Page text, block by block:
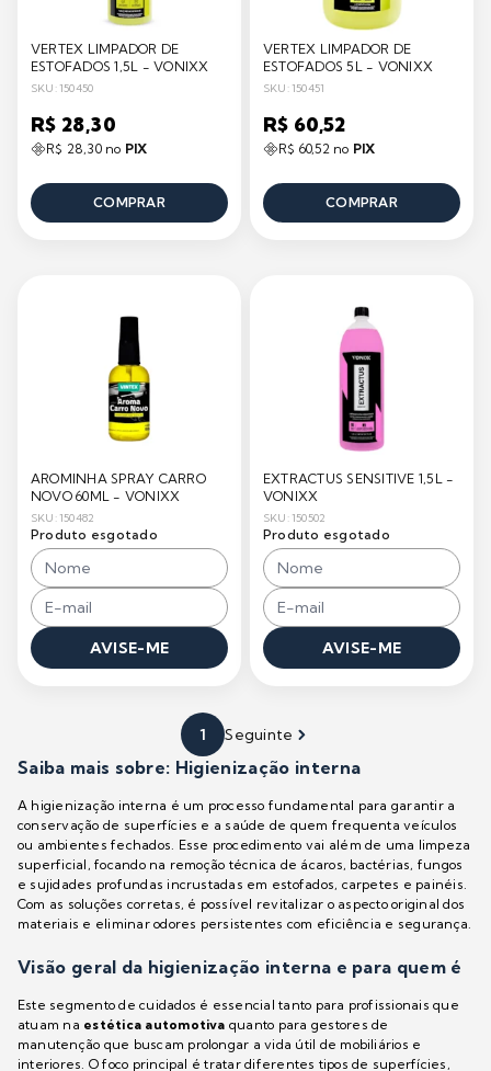
VERTEX LIMPADOR DE
ESTOFADOS 1,5L - VONIXX
SKU: 150450
R$ 28,30
R$ 28,30 no PIX
COMPRAR
VERTEX LIMPADOR DE
ESTOFADOS 5L - VONIXX
SKU: 150451
R$ 60,52
R$ 60,52 no PIX
COMPRAR
AROMINHA SPRAY CARRO
NOVO 60ML - VONIXX
SKU: 150482
Produto esgotado
AVISE-ME
EXTRACTUS SENSITIVE 1,5L -
VONIXX
SKU: 150502
Produto esgotado
AVISE-ME
Saiba mais sobre: Higienização interna
A higienização interna é um processo fundamental para garantir a
conservação de superfícies e a saúde de quem frequenta veículos
ou ambientes fechados. Esse procedimento vai além de uma limpeza
superficial, focando na remoção técnica de ácaros, bactérias, fungos
e sujidades profundas incrustadas em estofados, carpetes e painéis.
Com as soluções corretas, é possível revitalizar o aspecto original dos
materiais e eliminar odores persistentes com eficiência e segurança.
Visão geral da higienização interna e para quem é
Este segmento de cuidados é essencial tanto para profissionais que
atuam na estética automotiva quanto para gestores de
manutenção que buscam prolongar a vida útil de mobiliários e
interiores. O foco principal é tratar diferentes tipos de superfícies,
1 Seguinte